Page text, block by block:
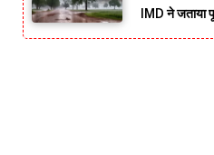
IMD ने जताया